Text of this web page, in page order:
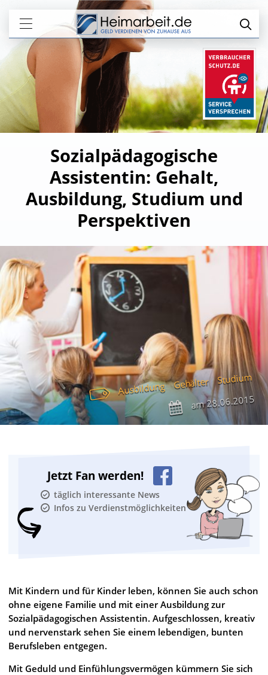
Sozialpädagogische
Assistentin: Gehalt,
Ausbildung, Studium und
Perspektiven
Ausbildung Gehälter Studium
am28.06.2015
Jetzt Fan werden!
täglich interessante News
Infos zu Verdienstmöglichkeiten
Mit Kindern und für Kinder leben, können Sie auch schon
ohne eigene Familie und mit einer Ausbildung zur
Sozialpädagogischen Assistentin. Aufgeschlossen, kreativ
und nervenstark sehen Sie einem lebendigen, bunten
Berufsleben entgegen.
Mit Geduld und Einfühlungsvermögen kümmern Sie sich